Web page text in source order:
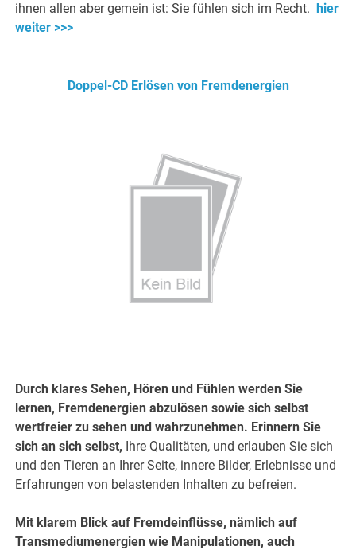
ihnen allen aber gemein ist: Sie fühlen sich im Recht.
hier
weiter >>>
Doppel-CD Erlösen von Fremdenergien
Durch klares Sehen, Hören und Fühlen werden Sie
lernen, Fremdenergien abzulösen sowie sich selbst
wertfreier zu sehen und wahrzunehmen. Erinnern Sie
sich an sich selbst, Ihre Qualitäten, und erlauben Sie sich
und den Tieren an Ihrer Seite, innere Bilder, Erlebnisse und
Erfahrungen von belastenden Inhalten zu befreien.
Mit klarem Blick auf Fremdeinflüsse, nämlich auf
Transmediumenergien wie Manipulationen, auch